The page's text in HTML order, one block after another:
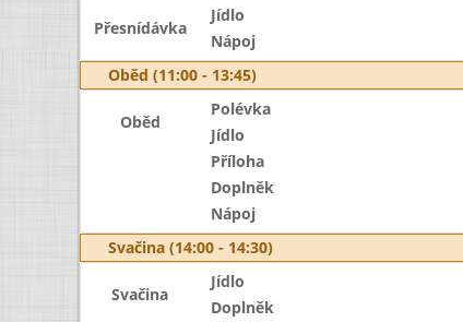
Přesnídávka
Jídlo
Nápoj
Oběd (11:00 - 13:45)
Oběd
Polévka
Jídlo
Příloha
Doplněk
Nápoj
Svačina (14:00 - 14:30)
Svačina
Jídlo
Doplněk